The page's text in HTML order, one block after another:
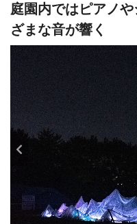
庭園内ではピアノ
ざまな音が響く